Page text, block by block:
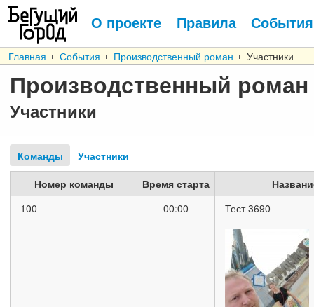
О проекте Правила События
Главная События Производственный роман Участники
Производственный роман
Участники
Команды Участники
Номер команды Время старта
100
00:00 Тест 3690